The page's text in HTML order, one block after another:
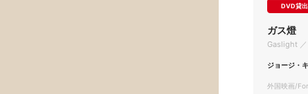
DVD貸
ガス燈
Gaslight
ジョージ・
外国映画/